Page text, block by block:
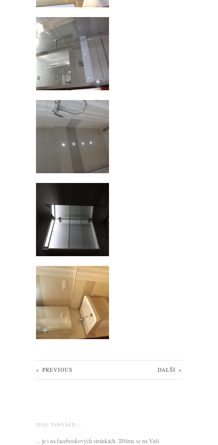
« PREVIOUS DALŠÍ »
JISO TANVALD …
... je i na facebookových stránkách. Těšíme se na Vaši